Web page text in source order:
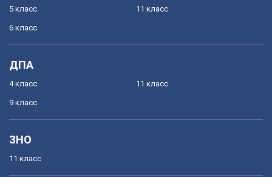
5 класс
6 класс
11 класс
ДПА
4 класс
9 класс
11 класс
ЗНО
11 класс